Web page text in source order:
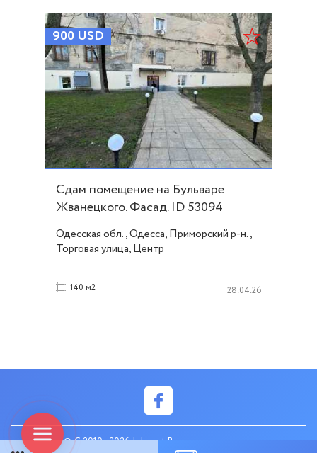
900 USD
Сдам помещение на Бульваре
Жванецкого. Фасад. ID 53094
Одесская обл., Одесса, Приморский р-н.,
Торговая улица, Центр
140 м2 28.04.26
© C 2010 - 2026 Inler.net Все права защищены